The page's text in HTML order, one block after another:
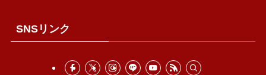
SNSリンク